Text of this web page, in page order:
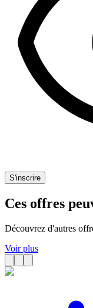
S'inscrire
Ces offres
Découvrez d'autres
Voir plus